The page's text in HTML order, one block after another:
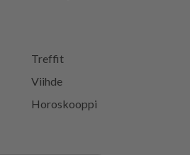
Treffit
Viihde
Horoskooppi